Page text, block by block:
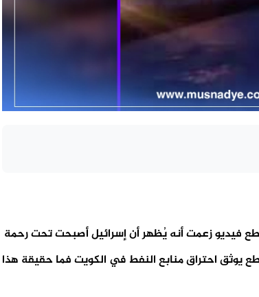
فيديو زعمت أنه يُظهر أن إسرائيل أصبحت تحت رحمة
يوثق احتراق منابع النفط في الكويت فما حقيقة هذا